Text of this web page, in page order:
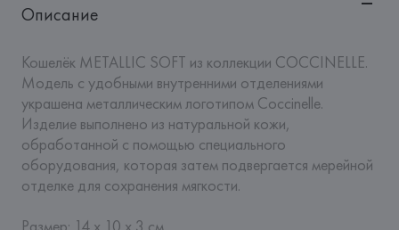
Описание
Кошелёк METALLIC SOFT из коллекции COCCINELLE.
Модель с удобными внутренними отделениями
украшена металлическим логотипом Coccinelle.
Изделие выполнено из натуральной кожи,
обработанной с помощью специального
оборудования, которая затем подвергается мерейной
отделке для сохранения мягкости.